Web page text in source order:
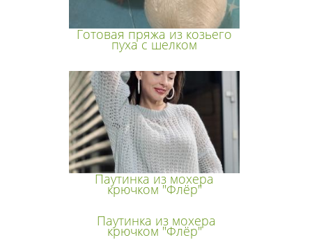
Готовая пряжа из козьего
пуха с шелком
Паутинка из мохера
крючком "Флёр"
Паутинка из мохера
крючком "Флёр"